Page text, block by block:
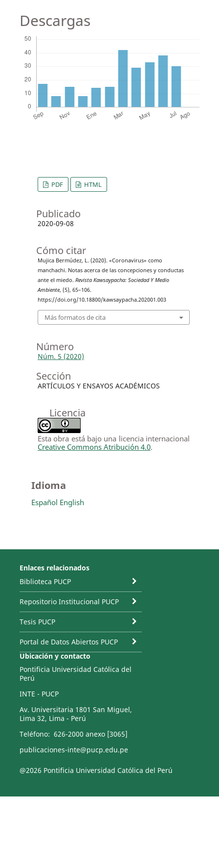
Descargas
PDF HTML
Publicado
2020-09-08
Cómo citar
Mujica Bermúdez, L. (2020). «Coronavirus» como
manchachi. Notas acerca de las concepciones y conductas
ante el miedo. Revista Kawsaypacha: Sociedad Y Medio
Ambiente, (5), 65–106.
https://doi.org/10.18800/kawsaypacha.202001.003
Más formatos de cita
Número
Núm. 5 (2020)
Sección
ARTÍCULOS Y ENSAYOS ACADÉMICOS
Licencia
Esta obra está bajo una licencia internacional
Creative Commons Atribución 4.0.
Idioma
Español English
Enlaces relacionados
Biblioteca PUCP
Repositorio Institucional PUCP
Tesis PUCP
Portal de Datos Abiertos PUCP
Ubicación y contacto
Pontificia Universidad Católica del
Perú
INTE - PUCP
Av. Universitaria 1801 San Miguel,
Lima 32, Lima - Perú
Teléfono: 626-2000 anexo [3065]
publicaciones-inte@pucp.edu.pe
@2026 Pontificia Universidad Católica del Perú